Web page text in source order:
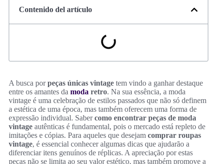
Contenido del artículo
A busca porpeças únicas vintage tem vindo a ganhar destaque
entre os amantes da moda retro. Na sua essência, a moda
vintage é uma celebração de estilos passados que não só definem
a estética de uma época, mas também oferecem uma forma de
expressão individual. Sabercomo encontrar peças de moda
vintage autênticas é fundamental, pois o mercado está repleto de
imitações e cópias. Para aqueles que desejam comprar roupas
vintage, é essencial conhecer algumas dicas que ajudarão a
diferenciar itens genuínos de réplicas. A apreciação por estas
peças não se limita ao seu valor estético, mas também promove a